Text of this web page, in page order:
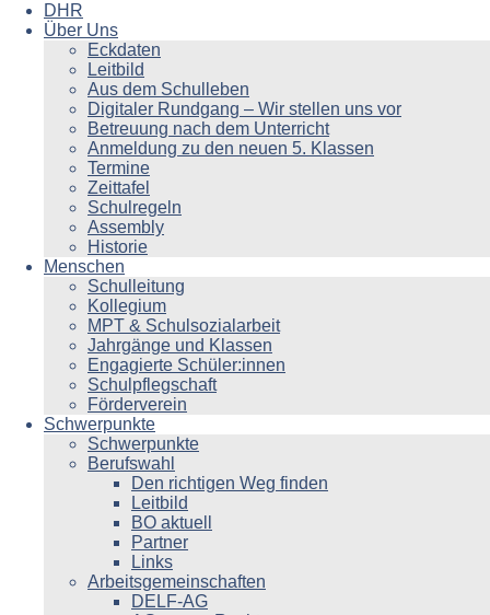
DHR
Über Uns
Eckdaten
Leitbild
Aus dem Schulleben
Digitaler Rundgang – Wir stellen uns vor
Betreuung nach dem Unterricht
Anmeldung zu den neuen 5. Klassen
Termine
Zeittafel
Schulregeln
Assembly
Historie
Menschen
Schulleitung
Kollegium
MPT & Schulsozialarbeit
Jahrgänge und Klassen
Engagierte Schüler:innen
Schulpflegschaft
Förderverein
Schwerpunkte
Schwerpunkte
Berufswahl
Den richtigen Weg finden
Leitbild
BO aktuell
Partner
Links
Arbeitsgemeinschaften
DELF-AG